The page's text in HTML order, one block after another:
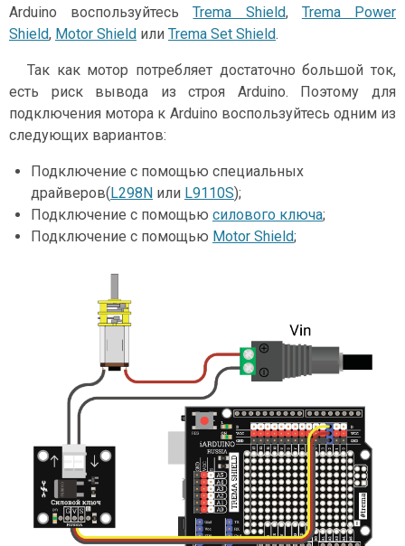
Arduino воспользуйтесьTrema Shield, Trema Power
Shield, Motor Shield или Trema Set Shield.
Так как мотор потребляет достаточно большой ток,
есть риск вывода из строя Arduino. Поэтому для
подключения мотора к Arduino воспользуйтесь одним из
следующих вариантов:
Подключение с помощью специальных
драйверов(L298N или L9110S);
Подключение с помощью силового ключа;
Подключение с помощью Motor Shield;